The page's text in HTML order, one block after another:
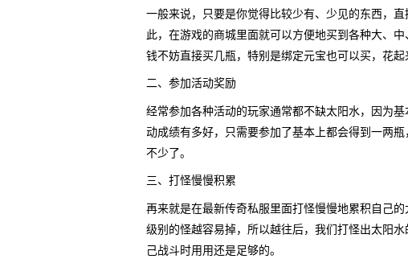
一般来说，只要是你觉得比较少有、少见的东西，
此，在游戏的商城里面就可以方便地买到各种大、
钱不妨直接买几瓶，特别是绑定元宝也可以买，花起
二、参加活动奖励
经常参加各种活动的玩家通常都不缺太阳水，因为
动成绩有多好，只需要参加了基本上都会得到一两
不少了。
三、打怪慢慢积累
再来就是在最新传奇私服里面打怪慢慢地累积自己
级别的怪越容易掉，所以越往后，我们打怪出太阳
己战斗时用用还是足够的。